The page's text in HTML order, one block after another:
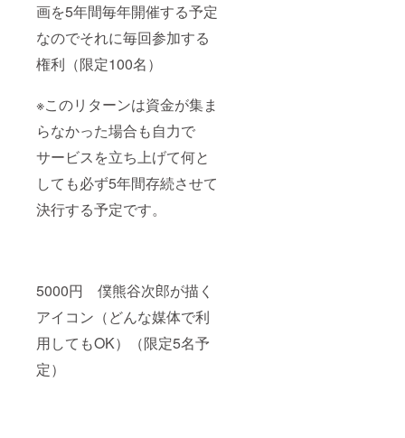
画を5年間毎年開催する予定
なのでそれに毎回参加する
権利（限定100名）
※このリターンは資金が集ま
らなかった場合も自力で
サービスを立ち上げて何と
しても必ず5年間存続させて
決行する予定です。
5000円 僕熊谷次郎が描く
アイコン（どんな媒体で利
用してもOK）（限定5名予
定）